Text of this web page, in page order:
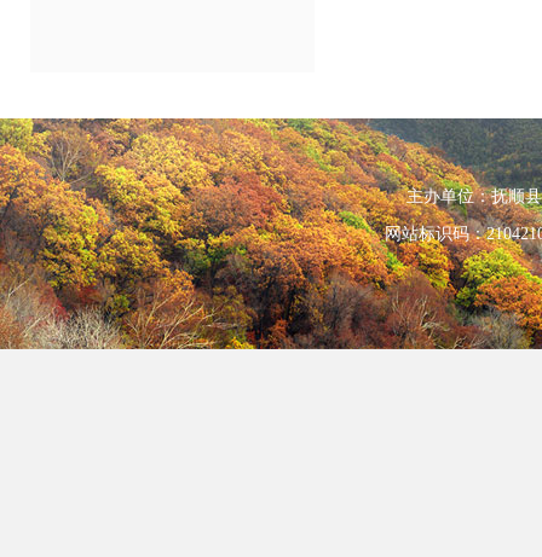
主办单位：抚顺
网站标识码：